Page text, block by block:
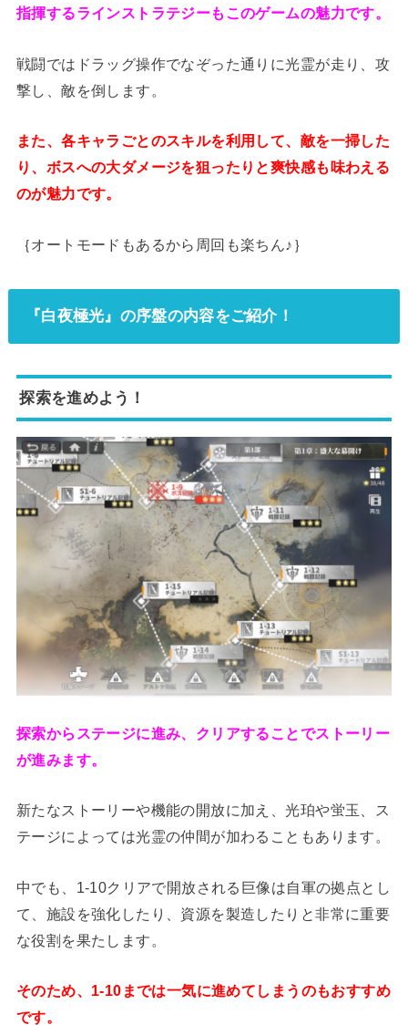
指揮するラインストラテジーもこのゲームの魅力です。
戦闘ではドラッグ操作でなぞった通りに光霊が走り、攻
撃し、敵を倒します。
また、各キャラごとのスキルを利用して、敵を一掃した
り、ボスへの大ダメージを狙ったりと爽快感も味わえる
のが魅力です。
｛オートモードもあるから周回も楽ちん♪｝
『白夜極光』の序盤の内容をご紹介！
探索を進めよう！
探索からステージに進み、クリアすることでストーリー
が進みます。
新たなストーリーや機能の開放に加え、光珀や蛍玉、ス
テージによっては光霊の仲間が加わることもあります。
中でも、1-10クリアで開放される巨像は自軍の拠点とし
て、施設を強化したり、資源を製造したりと非常に重要
な役割を果たします。
そのため、1-10までは一気に進めてしまうのもおすすめ
です。